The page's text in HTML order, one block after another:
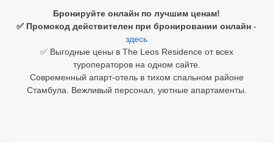
Бронируйте онлайн по лучшим ценам!
✅ Промокод действителен при бронировании онлайн -
здесь
✅ Выгодные цены в The Leos Residence от всех
туроператоров на одном сайте.
Современный апарт-отель в тихом спальном районе
Стамбула. Вежливый персонал, уютные апартаменты.
Египет
Бали